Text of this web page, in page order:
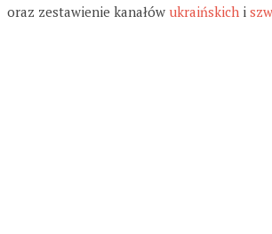
oraz zestawienie kanałów ukraińskich i